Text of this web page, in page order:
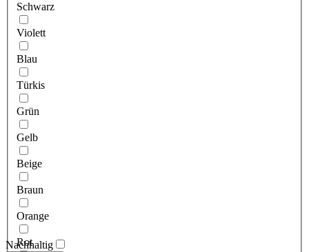
Schwarz
Violett
Blau
Türkis
Grün
Gelb
Beige
Braun
Orange
Rot
Nachhaltig